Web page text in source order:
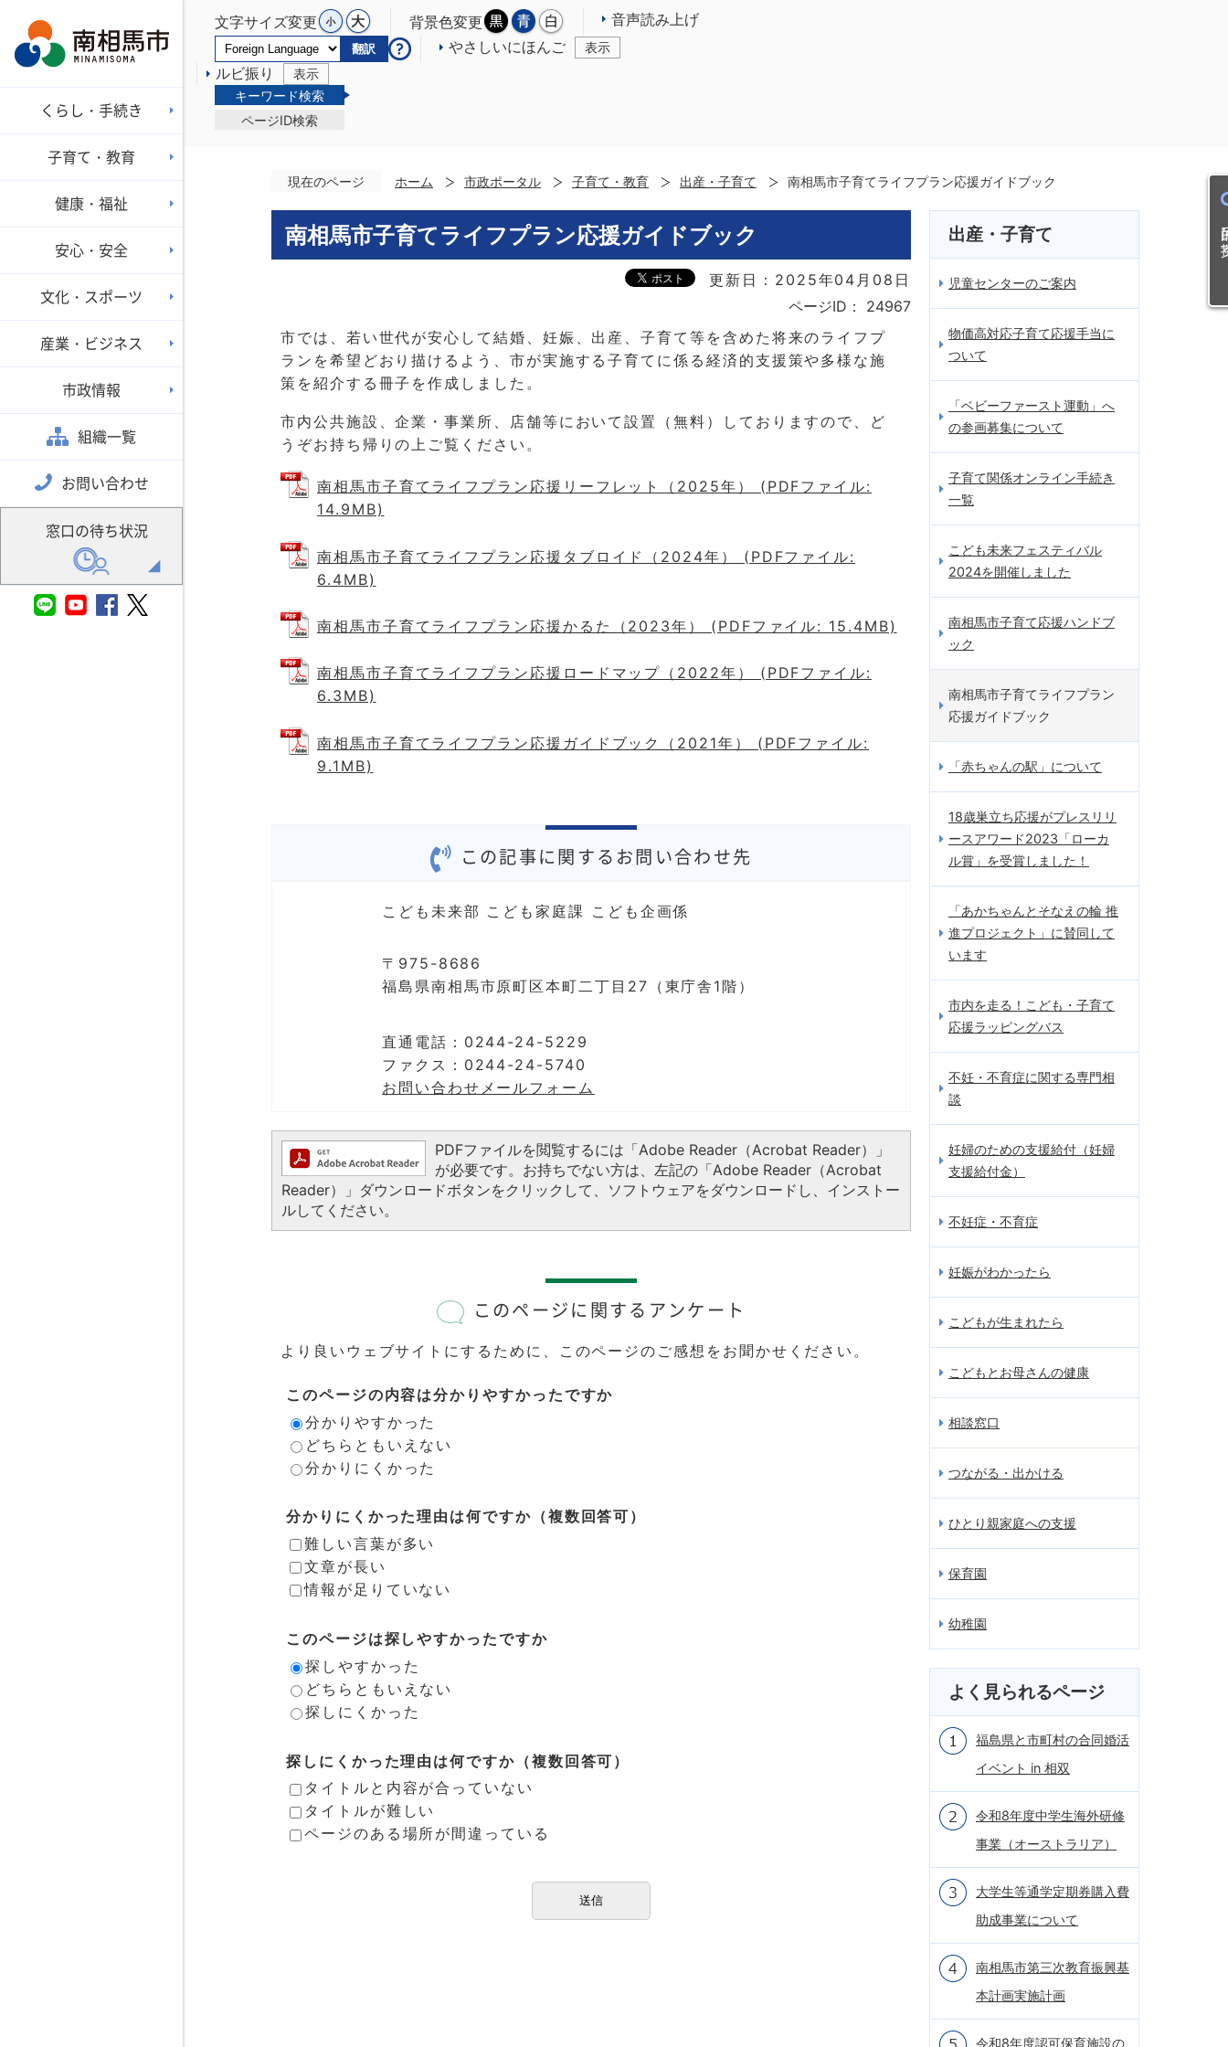
文字サイズ変更 背景色変更 音声読み上げ
翻訳 やさしいにほんご 表示
ルビ振り
表示
キーワード検索
ページID検索
くらし・手続き
子育て・教育
健康・福祉
安心・安全
文化・スポーツ
産業・ビジネス
市政情報
組織一覧
お問い合わせ
窓口の待ち状況
目
現在のページ ホーム 市政ポータル 子育て・教育 出産・子育て 南相馬市子育てライフプラン応援ガイドブック
南相馬市子育てライフプラン応援ガイドブック
更新日：2025年04月08日
ページID：
24967
市では、若い世代が安心して結婚、妊娠、出産、子育て等を含めた将来のライフプ
ランを希望どおり描けるよう、市が実施する子育てに係る経済的支援策や多様な施
策を紹介する冊子を作成しました。
市内公共施設、企業・事業所、店舗等において設置（無料）しておりますので、ど
うぞお持ち帰りの上ご覧ください。
南相馬市子育てライフプラン応援リーフレット（2025年） (PDFファイル:
14.9MB)
南相馬市子育てライフプラン応援タブロイド（2024年） (PDFファイル:
6.4MB)
南相馬市子育てライフプラン応援かるた（2023年） (PDFファイル: 15.4MB)
南相馬市子育てライフプラン応援ロードマップ（2022年） (PDFファイル:
6.3MB)
南相馬市子育てライフプラン応援ガイドブック（2021年） (PDFファイル:
9.1MB)
この記事に関するお問い合わせ先
こども未来部 こども家庭課 こども企画係
〒975-8686
福島県南相馬市原町区本町二丁目27（東庁舎1階）
直通電話：0244-24-5229
ファクス：0244-24-5740
お問い合わせメールフォーム
PDFファイルを閲覧するには「Adobe Reader（Acrobat Reader）」
が必要です。お持ちでない方は、左記の「Adobe Reader（Acrobat
Reader）」ダウンロードボタンをクリックして、ソフトウェアをダウンロードし、インストー
ルしてください。
このページに関するアンケート
より良いウェブサイトにするために、このページのご感想をお聞かせください。
このページの内容は分かりやすかったですか
分かりやすかった
どちらともいえない
分かりにくかった
分かりにくかった理由は何ですか（複数回答可）
難しい言葉が多い
文章が長い
情報が足りていない
このページは探しやすかったですか
探しやすかった
どちらともいえない
探しにくかった
探しにくかった理由は何ですか（複数回答可）
タイトルと内容が合っていない
タイトルが難しい
ページのある場所が間違っている
出産・子育て
児童センターのご案内
物価高対応子育て応援手当に
ついて
「ベビーファースト運動」へ
の参画募集について
子育て関係オンライン手続き
一覧
こども未来フェスティバル
2024を開催しました
南相馬市子育て応援ハンドブ
ック
南相馬市子育てライフプラン
応援ガイドブック
「赤ちゃんの駅」について
18歳巣立ち応援がプレスリリ
ースアワード2023「ローカ
ル賞」を受賞しました！
「あかちゃんとそなえの輪 推
進プロジェクト」に賛同して
います
市内を走る！こども・子育て
応援ラッピングバス
不妊・不育症に関する専門相
談
妊婦のための支援給付（妊婦
支援給付金）
不妊症・不育症
妊娠がわかったら
こどもが生まれたら
こどもとお母さんの健康
相談窓口
つながる・出かける
ひとり親家庭への支援
保育園
幼稚園
よく見られるページ
福島県と市町村の合同婚活
イベント in 相双
令和8年度中学生海外研修
事業（オーストラリア）
大学生等通学定期券購入費
助成事業について
南相馬市第三次教育振興基
本計画実施計画
令和8年度認可保育施設の